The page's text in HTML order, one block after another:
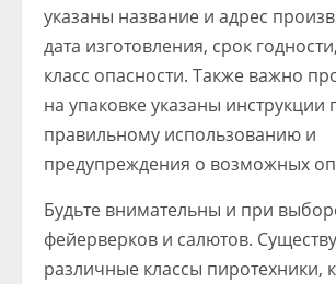
указаны название и адрес
дата изготовления, срок
класс опасности. Также важно
на упаковке указаны инструкции
правильному использованию и
предупреждения о возможных
Будьте внимательны и при
фейерверков и салютов.
различные классы пиротехники,